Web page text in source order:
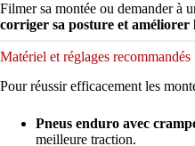
Filmer sa montée ou demander à
corriger sa posture et améliorer
Matériel et réglages recommandés
Pour réussir efficacement les
Pneus enduro avec
meilleure traction.